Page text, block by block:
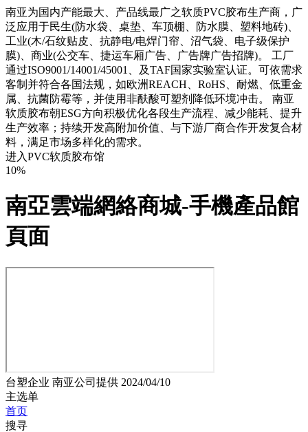
南亚为国内产能最大、产品线最广之软质PVC胶布生产商，广
泛应用于民生(防水袋、桌垫、车顶棚、防水膜、塑料地砖)、
工业(木/石纹贴皮、抗静电/电焊门帘、沼气袋、电子级保护
膜)、商业(公交车、捷运车厢广告、广告牌广告招牌)。 工厂
通过ISO9001/14001/45001、及TAF国家实验室认证。可依需求
客制并符合各国法规，如欧洲REACH、RoHS、耐燃、低重金
属、抗菌防霉等，并使用非酜酸可塑剂降低环境冲击。 南亚
软质胶布朝ESG方向积极优化各段生产流程、减少能耗、提升
生产效率；持续开发高附加价值、与下游厂商合作开发复合材
料，满足市场多样化的需求。
进入PVC软质胶布馆
10%
南亞雲端網絡商城-手機產品館
頁面
台塑企业 南亚公司提供 2024/04/10
主选单
首页
搜寻